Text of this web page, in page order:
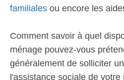
familiales ou encore les
Comment savoir à quel
ménage pouvez-vous
généralement de solliciter
l'assistance sociale de